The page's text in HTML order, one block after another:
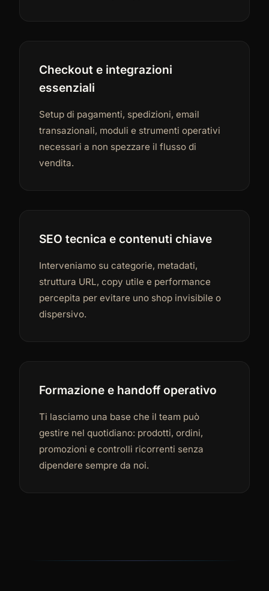
Checkout e integrazioni
essenziali
Setup di pagamenti, spedizioni, email
transazionali, moduli e strumenti operativi
necessari a non spezzare il flusso di
vendita.
SEO tecnica e contenuti chiave
Interveniamo su categorie, metadati,
struttura URL, copy utile e performance
percepita per evitare uno shop invisibile o
dispersivo.
Formazione e handoff operativo
Ti lasciamo una base che il team può
gestire nel quotidiano: prodotti, ordini,
promozioni e controlli ricorrenti senza
dipendere sempre da noi.